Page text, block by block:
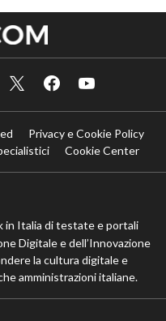
Privacy e Cookie Policy
Cookie Center
in Italia di testate e portali
Digitale e dell’Innovazione
la cultura digitale e
amministrazioni italiane.